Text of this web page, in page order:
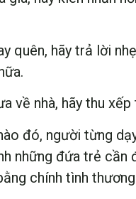
quên, hãy trả lời
về nhà, hãy thu xếp
đó, người từng
những đứa trẻ cần
chính tình